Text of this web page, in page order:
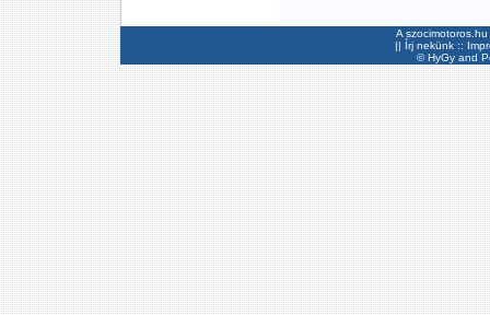
A
|| Írj nekünk ::
©HyGyand